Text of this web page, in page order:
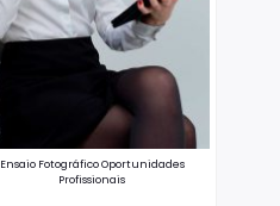
Ensaio Fotográfico Oportunidades
Profissionais